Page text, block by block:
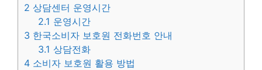
2 상담센터 운영시간
2.1 운영시간
3 한국소비자 보호원 전화번호 안내
3.1 상담전화
4 소비자 보호원 활용 방법